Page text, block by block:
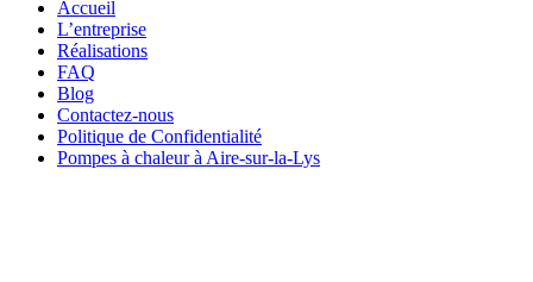
Accueil
L’entreprise
Réalisations
FAQ
Blog
Contactez-nous
Politique de Confidentialité
Pompes à chaleur à Aire-sur-la-Lys